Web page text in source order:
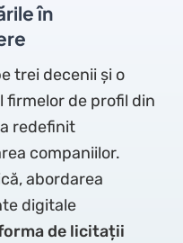
în
trei decenii și o
firmelor de profil din
redefinit
companiilor.
abordarea
digitale
de licitații